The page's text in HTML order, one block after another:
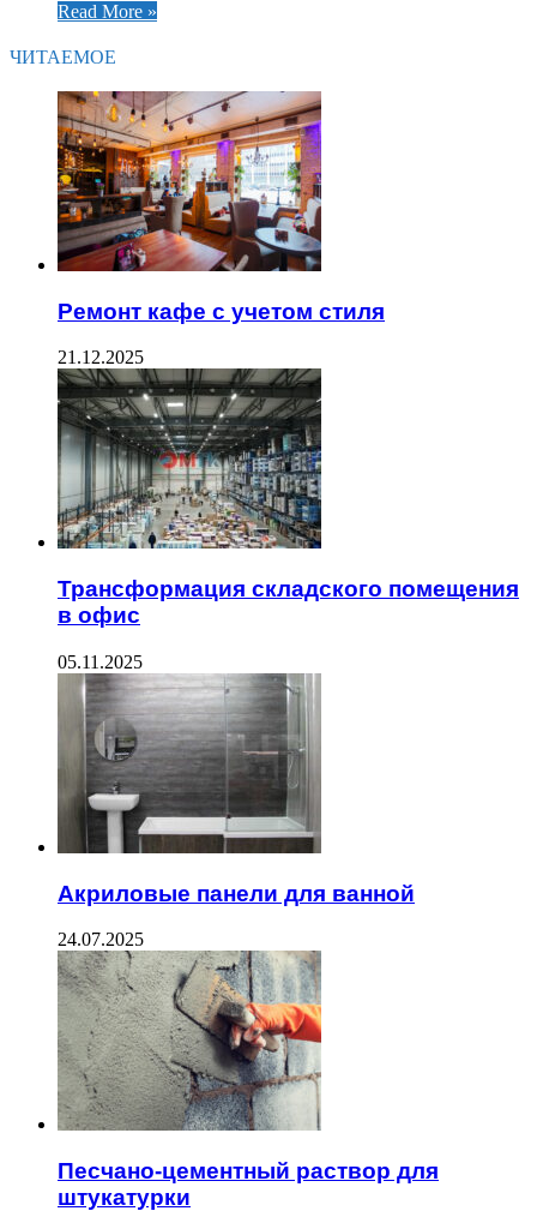
Read More »
ЧИТАЕМОЕ
Ремонт кафе с учетом стиля
21.12.2025
Трансформация складского помещения
в офис
05.11.2025
Акриловые панели для ванной
24.07.2025
Песчано-цементный раствор для
штукатурки